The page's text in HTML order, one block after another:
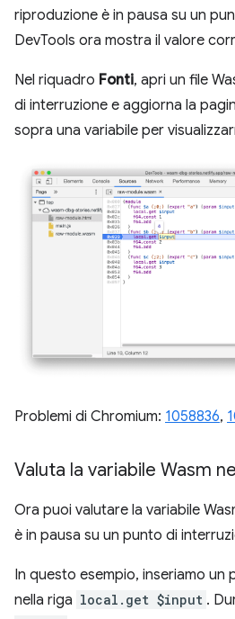
riproduzione è in pausa su un
DevTools ora mostra il valore
Nel riquadro Fonti, apri un file
di interruzione e aggiorna la
sopra una variabile per
Problemi di Chromium: 1058836,
Valuta la variabile Wasm
Ora puoi valutare la variabile
è in pausa su un punto di
In questo esempio, inseriamo un
nella riga local.get $input .